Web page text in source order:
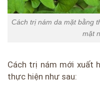
Cách trị nám da mặt bằng
mặt
Cách trị nám mới xuất
thực hiện như sau: